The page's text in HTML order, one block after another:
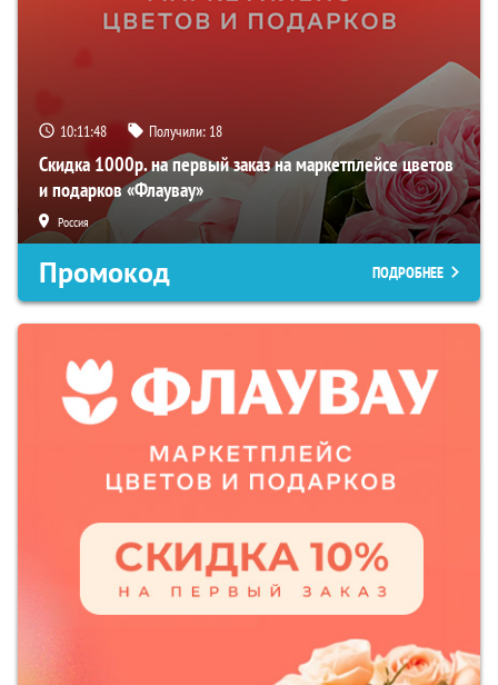
10:11:47 Получили: 18
Скидка 1000р. на первый заказ на маркетплейсе цветов
и подарков «Флаувау»
Россия
Промокод ПОДРОБНЕЕ